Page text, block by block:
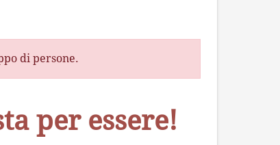
di persone.
per essere!